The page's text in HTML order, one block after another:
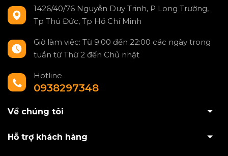
1426/40/76 Nguyễn Duy Trinh, P Long Trường,
Tp Thủ Đức, Tp Hồ Chí Minh
Giờ làm việc: Từ 9:00 đến 22:00 các ngày trong
tuần từ Thứ 2 đến Chủ nhật
Hotline
0938297348
Về chúng tôi
Hỗ trợ khách hàng